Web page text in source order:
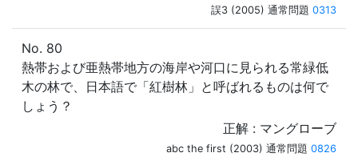
誤3 (2005) 通常問題 0313
No. 80
熱帯および亜熱帯地方の海岸や河口に見られる常緑低
木の林で、日本語で「紅樹林」と呼ばれるものは何で
しょう？
正解 : マングローブ
abc the first (2003) 通常問題 0826